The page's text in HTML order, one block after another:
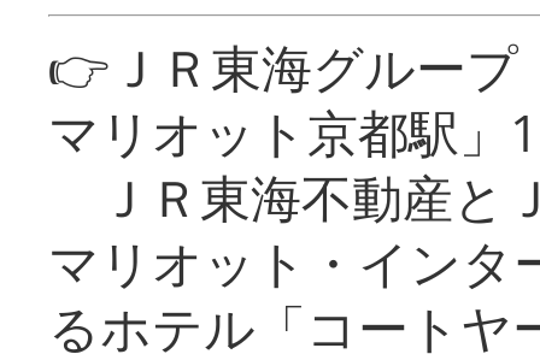
👉ＪＲ東海グルー
マリオット京都駅」
ＪＲ東海不動産と
マリオット・インタ
るホテル「コートヤ